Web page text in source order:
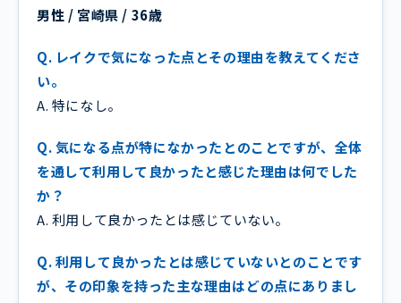
男性 / 宮崎県 / 36歳
Q. レイクで気になった点とその理由を教えてくださ
い。
A. 特になし。
Q. 気になる点が特になかったとのことですが、全体
を通して利用して良かったと感じた理由は何でした
か？
A. 利用して良かったとは感じていない。
Q. 利用して良かったとは感じていないとのことです
が、その印象を持った主な理由はどの点にありまし